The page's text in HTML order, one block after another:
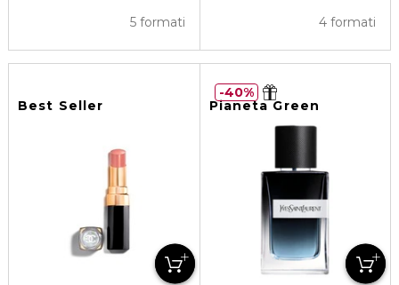
5 formati 4 formati
Best Seller Pianeta Green
40%